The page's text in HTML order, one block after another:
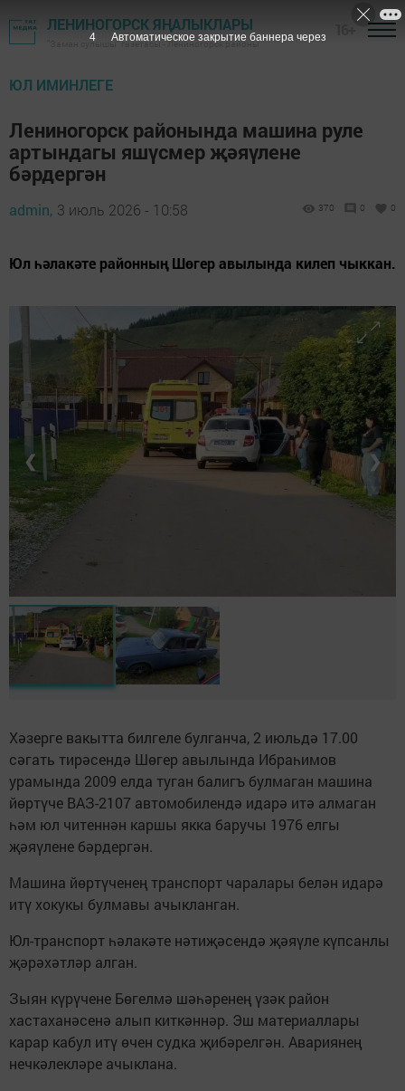
ЛЕНИНОГОРСК ЯҢАЛЫКЛАРЫ
"Заман сулышы" газетасы - Лениногорск районы
ЮЛ ИМИНЛЕГЕ
Лениногорск районында машина руле
артындагы яшүсмер җәяүлене
бәрдергән
admin, 3 июль 2026 - 10:58 370 0 0
Юл һәлакәте районның Шөгер авылында килеп чыккан.
❮ ❯
Хәзерге вакытта билгеле булганча, 2 июльдә 17.00
сәгать тирәсендә Шөгер авылында Ибраһимов
урамында 2009 елда туган балигъ булмаган машина
йөртүче ВАЗ-2107 автомобилендә идарә итә алмаган
һәм юл читеннән каршы якка баручы 1976 елгы
җәяүлене бәрдергән.
Машина йөртүченең транспорт чаралары белән идарә
итү хокукы булмавы ачыкланган.
Юл-транспорт һәлакәте нәтиҗәсендә җәяүле күпсанлы
җәрәхәтләр алган.
Зыян күрүчене Бөгелмә шәһәренең үзәк район
хастаханәсенә алып киткәннәр. Эш материаллары
карар кабул итү өчен судка җибәрелгән. Авариянең
нечкәлекләре ачыклана.
3 Автоматическое закрытие баннера через